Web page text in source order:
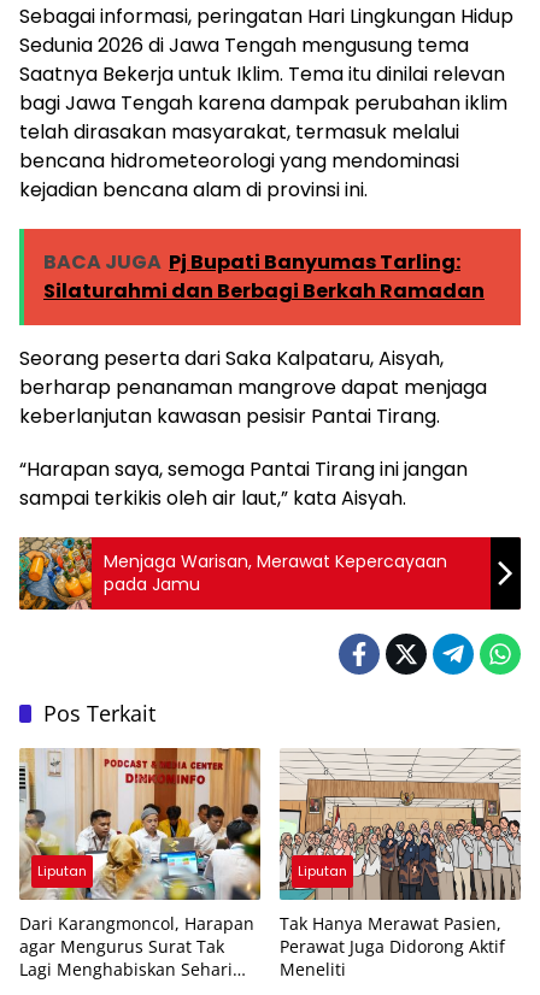
Sebagai informasi, peringatan Hari Lingkungan Hidup
Sedunia 2026 di Jawa Tengah mengusung tema
Saatnya Bekerja untuk Iklim. Tema itu dinilai relevan
bagi Jawa Tengah karena dampak perubahan iklim
telah dirasakan masyarakat, termasuk melalui
bencana hidrometeorologi yang mendominasi
kejadian bencana alam di provinsi ini.
BACA JUGA Pj Bupati Banyumas Tarling:
Silaturahmi dan Berbagi Berkah Ramadan
Seorang peserta dari Saka Kalpataru, Aisyah,
berharap penanaman mangrove dapat menjaga
keberlanjutan kawasan pesisir Pantai Tirang.
“Harapan saya, semoga Pantai Tirang ini jangan
sampai terkikis oleh air laut,” kata Aisyah.
Menjaga Warisan, Merawat Kepercayaan
pada Jamu
Pos Terkait
Liputan
Dari Karangmoncol, Harapan
agar Mengurus Surat Tak
Lagi Menghabiskan Sehari
Liputan
Tak Hanya Merawat Pasien,
Perawat Juga Didorong Aktif
Meneliti